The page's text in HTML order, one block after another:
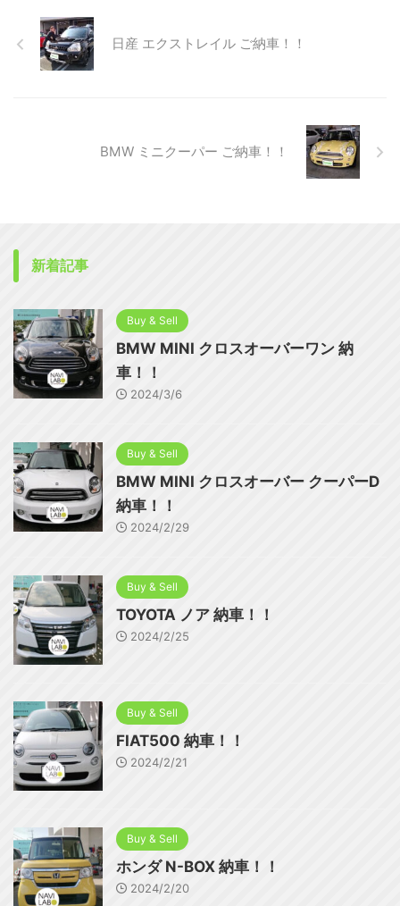
日産 エクストレイル ご納車！！
BMW ミニクーパー ご納車！！
新着記事
Buy & Sell
BMW MINI クロスオーバーワン 納
車！！
2024/3/6
Buy & Sell
BMW MINI クロスオーバー クーパーD
納車！！
2024/2/29
Buy & Sell
TOYOTA ノア 納車！！
2024/2/25
Buy & Sell
FIAT500 納車！！
2024/2/21
Buy & Sell
ホンダ N-BOX 納車！！
2024/2/20